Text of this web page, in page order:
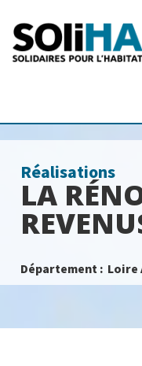
Réalisations
LA
Département : Loire